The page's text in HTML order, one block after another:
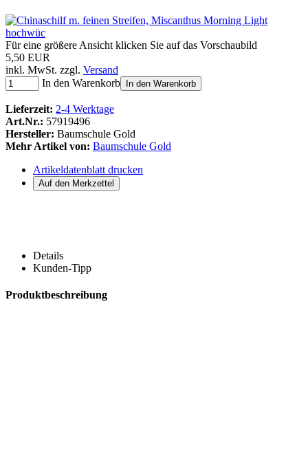
Für eine größere Ansicht klicken Sie auf das Vorschaubild
5,50 EUR
inkl. MwSt. zzgl. Versand
In den Warenkorb
In den Warenkorb
Lieferzeit: 2-4 Werktage
Art.Nr.: 57919496
Hersteller: Baumschule Gold
Mehr Artikel von: Baumschule Gold
Artikeldatenblatt drucken
Details
Kunden-Tipp
Produktbeschreibung